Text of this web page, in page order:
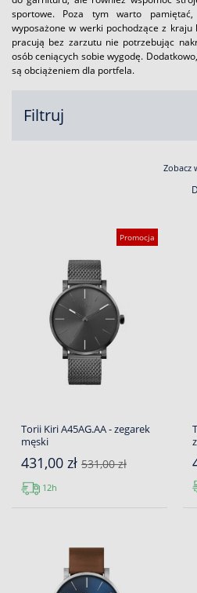
sportowe. Poza tym warto
wyposażone w werki pochodzące z
pracują bez zarzutu nie potrzebując
osób ceniących sobie wygodę.
są obciążeniem dla portfela.
Filtruj
Zobacz
Promocja
Torii Kiri A45AG.AA - zegarek
męski
431,00 zł 531,00 zł
12h